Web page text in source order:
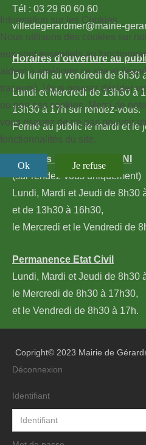
Tél : 03 29 60 60 60
villedegerardmer@mairie-
Horaires d'ouverture au
Du lundi au vendredi de 8h30
Lundi et Mercredi de 13h30 à
13h30 à 17h sur rendez-vous.
Fermé au public le mardi et le
Horaires Passeports - CNI
(sur rendez-vous uniquement)
Lundi, Mardi et Jeudi de 8h30
et de 13h30 à 16h30,
le Mercredi et le Vendredi de
Permanence Etat Civil
Lundi, Mardi et Jeudi de 8h30
le Mercredi de 8h30 à 17h30,
et le Vendredi de 8h30 à 17h.
Copright© 2023 Mairie de
Déconnexion
Identifiant
Information sur les Cookies
Nous utilisons des cookies sur
eux sont essentiels au
aident à améliorer ce site et
traceurs). Vous pouvez décider
ou non ces cookies. Merci de
vous risquez de ne pas pouvoir
fonctionnalités du site.
Ok Je refuse